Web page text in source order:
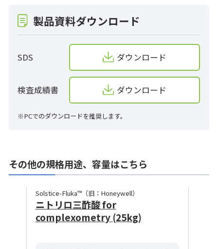
製品資料ダウンロード
SDS ダウンロード
検査成績書 ダウンロード
※PCでのダウンロードを推奨します。
その他の規格用途、容量はこちら
Solstice-Fluka™（旧：Honeywell）
ニトリロ三酢酸 for
complexometry (25kg)